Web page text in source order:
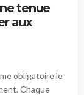
tenue
aux
obligatoire le
Chaque